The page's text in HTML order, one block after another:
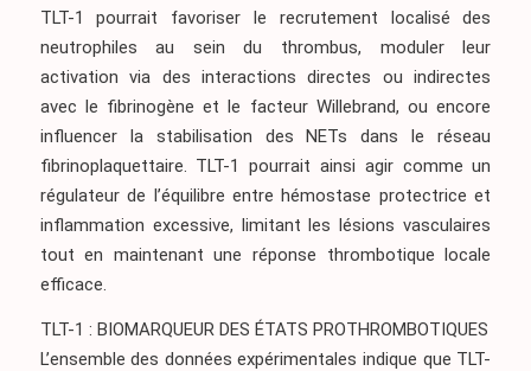
TLT-1 pourrait favoriser le recrutement localisé des
neutrophiles au sein du thrombus, moduler leur
activation via des interactions directes ou indirectes
avec le fibrinogène et le facteur Willebrand, ou encore
influencer la stabilisation des NETs dans le réseau
fibrinoplaquettaire. TLT-1 pourrait ainsi agir comme un
régulateur de l’équilibre entre hémostase protectrice et
inflammation excessive, limitant les lésions vasculaires
tout en maintenant une réponse thrombotique locale
efficace.
TLT-1 : BIOMARQUEUR DES ÉTATS PROTHROMBOTIQUES
L’ensemble des données expérimentales indique que TLT-